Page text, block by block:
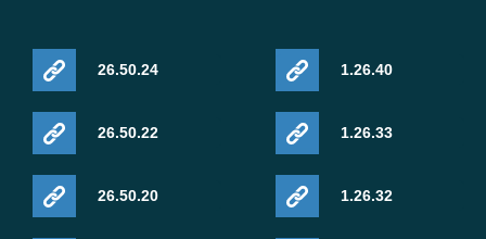
26.50.24
26.50.22
26.50.20
1.26.40
1.26.33
1.26.32